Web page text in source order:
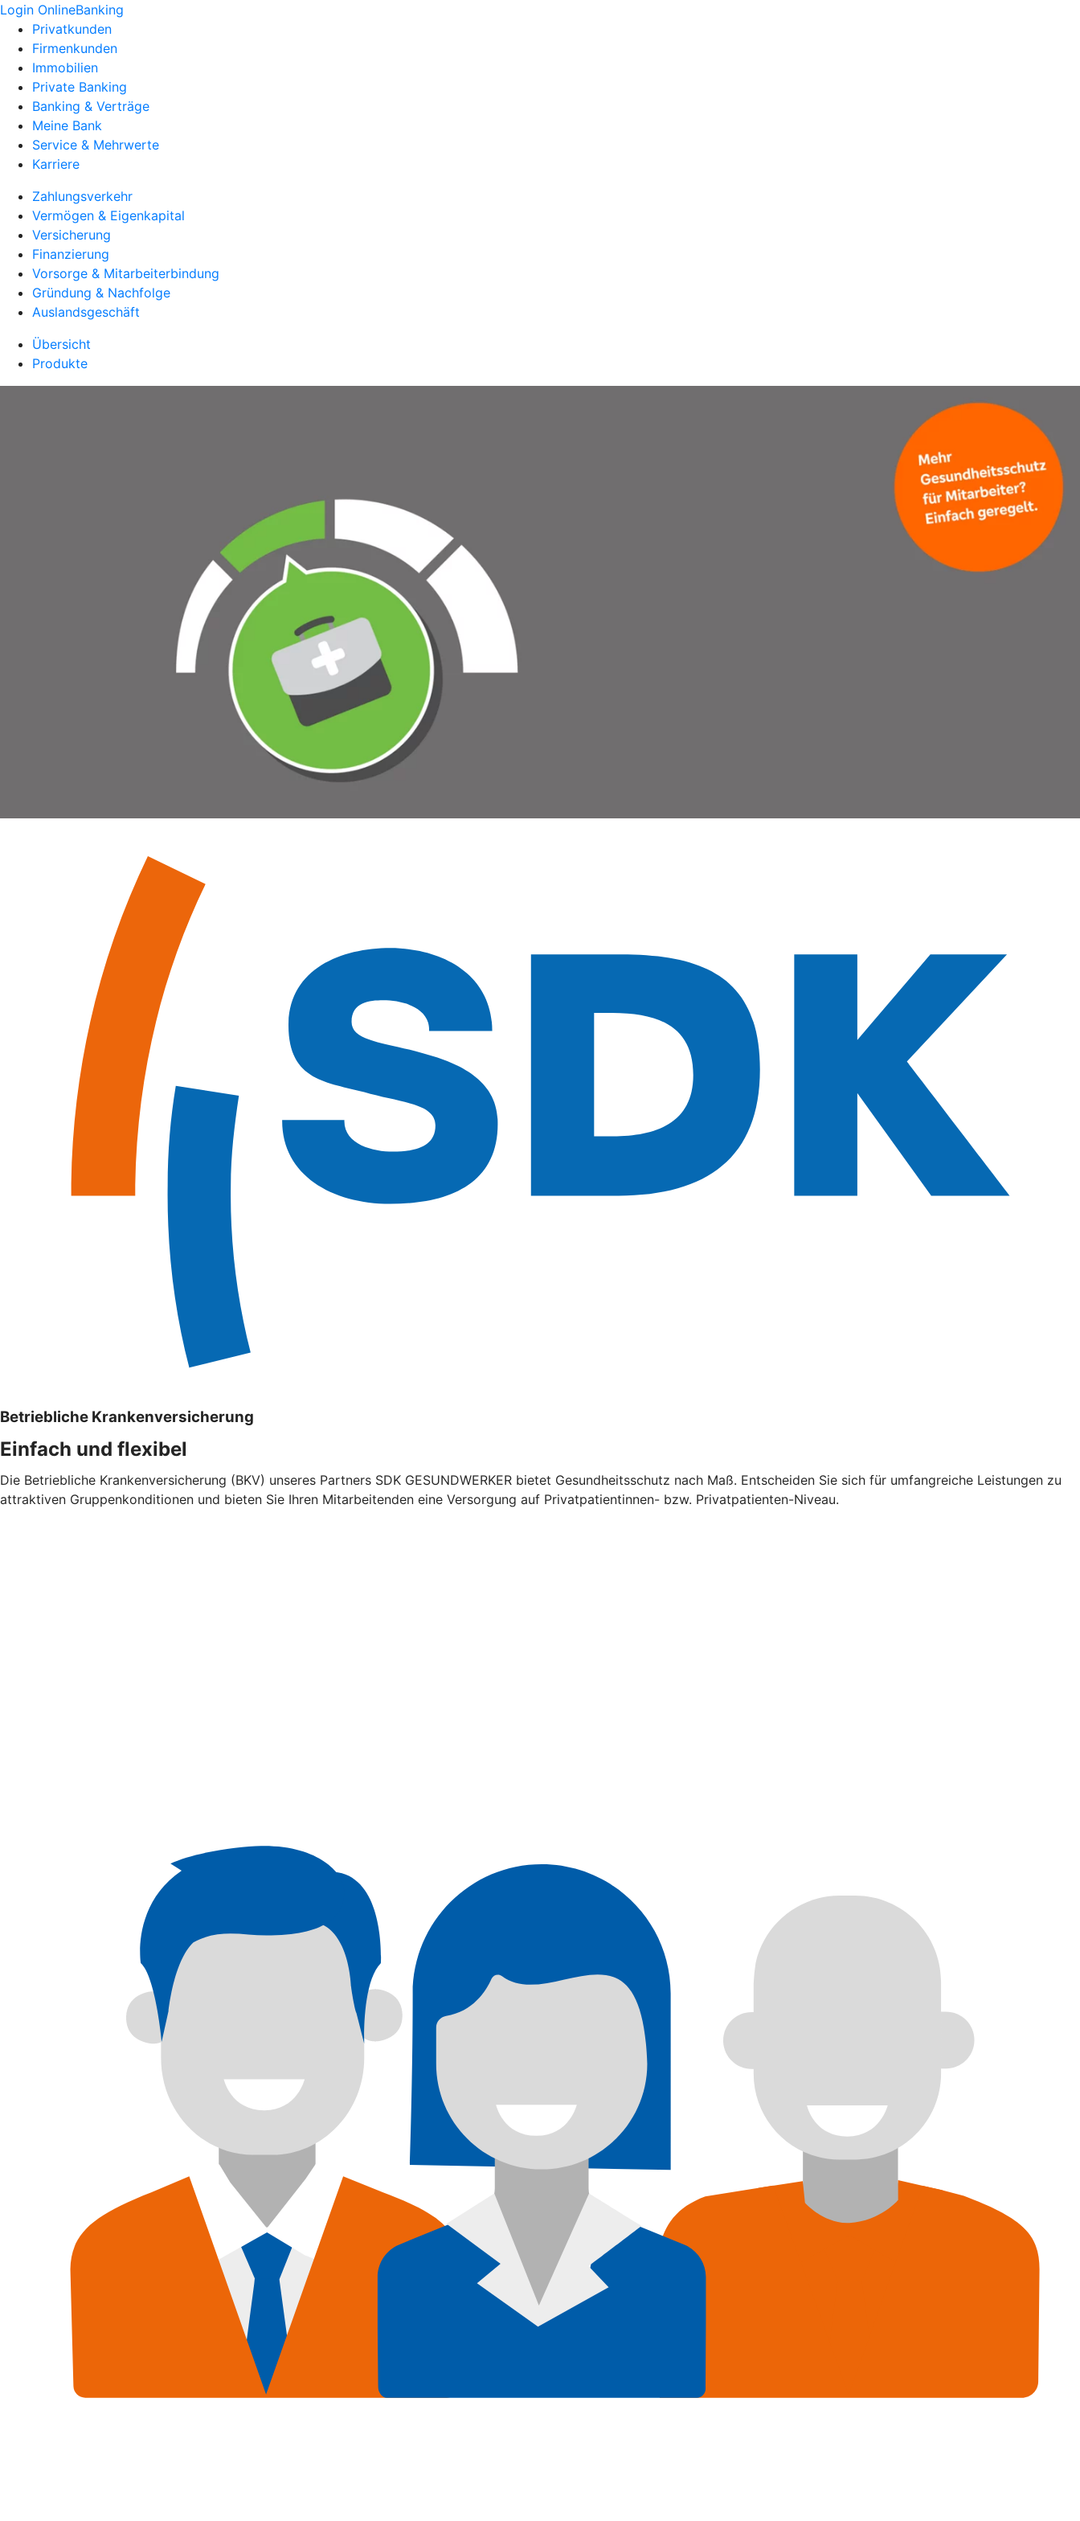
Login OnlineBanking
Privatkunden
Firmenkunden
Immobilien
Private Banking
Banking & Verträge
Meine Bank
Service & Mehrwerte
Karriere
Zahlungsverkehr
Vermögen & Eigenkapital
Versicherung
Finanzierung
Vorsorge & Mitarbeiterbindung
Gründung & Nachfolge
Auslandsgeschäft
Übersicht
Produkte
Betriebliche Krankenversicherung
Einfach und flexibel
Die Betriebliche Krankenversicherung (BKV) unseres Partners SDK GESUNDWERKER bietet Gesundheitsschutz nach Maß. Entscheiden Sie sich für umfangreiche Leistungen zu
attraktiven Gruppenkonditionen und bieten Sie Ihren Mitarbeitenden eine Versorgung auf Privatpatientinnen- bzw. Privatpatienten-Niveau.